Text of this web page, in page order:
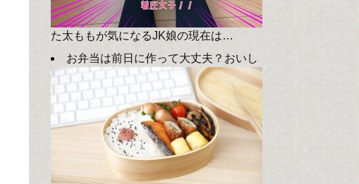
た太ももが気になるJK娘の現在は…
お弁当は前日に作って大丈夫？おいし